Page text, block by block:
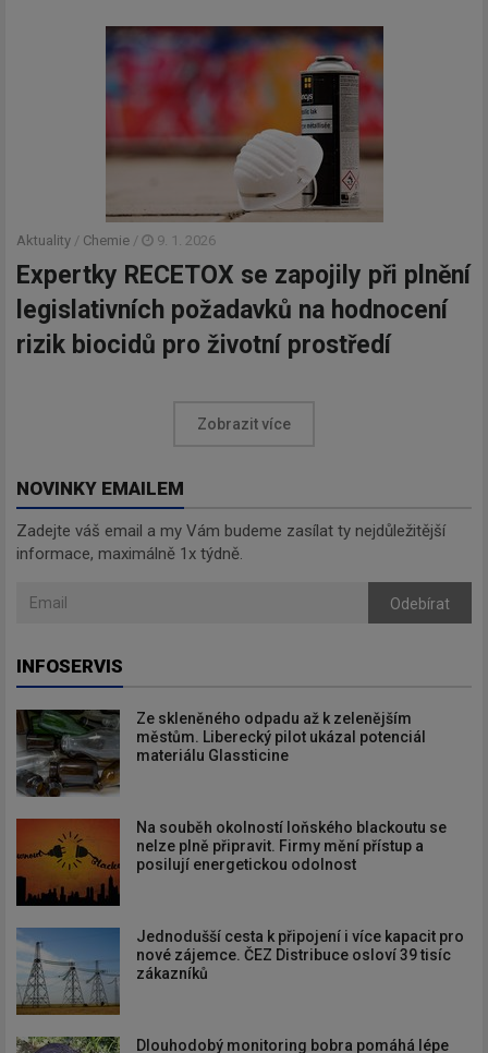
Aktuality / Chemie / 9. 1. 2026
Expertky RECETOX se zapojily při plnění
legislativních požadavků na hodnocení
rizik biocidů pro životní prostředí
Zobrazit více
NOVINKY EMAILEM
Zadejte váš email a my Vám budeme zasílat ty nejdůležitější
informace, maximálně 1x týdně.
Odebírat
INFOSERVIS
Ze skleněného odpadu až k zelenějším
městům. Liberecký pilot ukázal potenciál
materiálu Glassticine
Na souběh okolností loňského blackoutu se
nelze plně připravit. Firmy mění přístup a
posilují energetickou odolnost
Jednodušší cesta k připojení i více kapacit pro
nové zájemce. ČEZ Distribuce osloví 39 tisíc
zákazníků
Dlouhodobý monitoring bobra pomáhá lépe